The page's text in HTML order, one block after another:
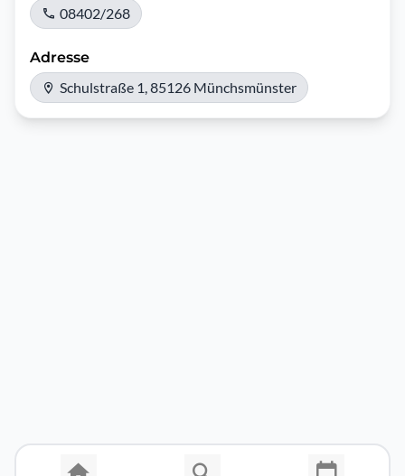
08402/268
Adresse
Schulstraße 1, 85126 Münchsmünster